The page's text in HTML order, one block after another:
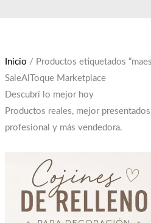
Inicio / Productos etiquetados
SaleAlToque Marketplace
Descubrí lo mejor hoy
Productos reales, mejor
profesional y más vendedora.
era:
$12,000.
es:
$10,000.